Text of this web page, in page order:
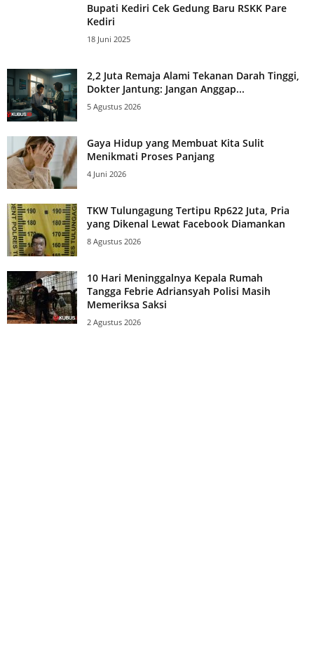
Bupati Kediri Cek Gedung Baru RSKK Pare
Kediri
18 Juni 2025
2,2 Juta Remaja Alami Tekanan Darah Tinggi,
Dokter Jantung: Jangan Anggap...
5 Agustus 2026
Gaya Hidup yang Membuat Kita Sulit
Menikmati Proses Panjang
4 Juni 2026
TKW Tulungagung Tertipu Rp622 Juta, Pria
yang Dikenal Lewat Facebook Diamankan
8 Agustus 2026
10 Hari Meninggalnya Kepala Rumah
Tangga Febrie Adriansyah Polisi Masih
Memeriksa Saksi
2 Agustus 2026